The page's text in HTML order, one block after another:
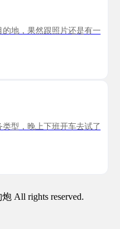
地，果然跟照片还是有一
型，晚上下班开车去试了
All rights reserved.